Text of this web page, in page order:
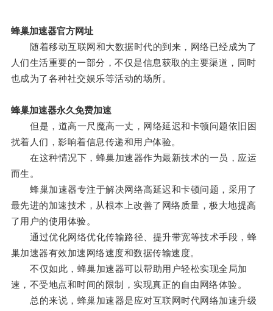
蜂巢加速器官方网址
随着移动互联网和大数据时代的到来，网络已经成为了
人们生活重要的一部分，不仅是信息获取的主要渠道，同时
也成为了各种社交娱乐等活动的场所。
蜂巢加速器永久免费加速
但是，道高一尺魔高一丈，网络延迟和卡顿问题依旧困
扰着人们，影响着信息传递和用户体验。
在这种情况下，蜂巢加速器作为最新技术的一员，应运
而生。
蜂巢加速器专注于解决网络高延迟和卡顿问题，采用了
最先进的加速技术，从根本上改善了网络质量，极大地提高
了用户的使用体验。
通过优化网络优化传输路径、提升带宽等技术手段，蜂
巢加速器有效加速网络速度和数据传输速度。
不仅如此，蜂巢加速器可以帮助用户轻松实现全局加
速，不受地点和时间的限制，实现真正的自由网络体验。
总的来说，蜂巢加速器是应对互联网时代网络加速升级